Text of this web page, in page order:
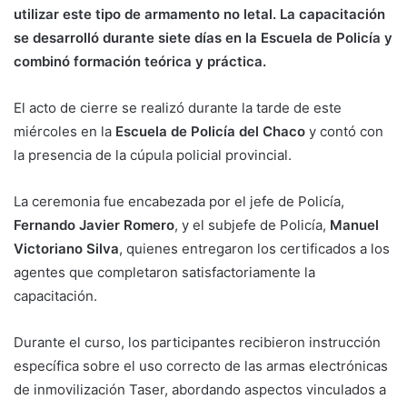
utilizar este tipo de armamento no letal. La capacitación
se desarrolló durante siete días en la Escuela de Policía y
combinó formación teórica y práctica.
El acto de cierre se realizó durante la tarde de este
miércoles en la Escuela de Policía del Chaco y contó con
la presencia de la cúpula policial provincial.
La ceremonia fue encabezada por el jefe de Policía,
Fernando Javier Romero, y el subjefe de Policía, Manuel
Victoriano Silva, quienes entregaron los certificados a los
agentes que completaron satisfactoriamente la
capacitación.
Durante el curso, los participantes recibieron instrucción
específica sobre el uso correcto de las armas electrónicas
de inmovilización Taser, abordando aspectos vinculados a